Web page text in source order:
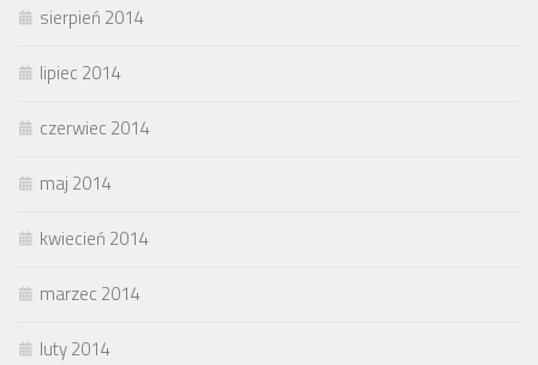
sierpień 2014
lipiec 2014
czerwiec 2014
maj 2014
kwiecień 2014
marzec 2014
luty 2014